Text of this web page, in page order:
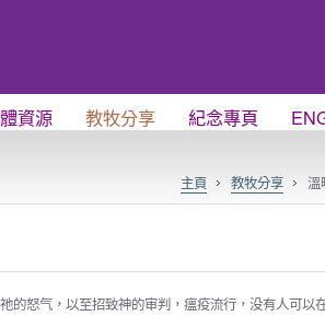
資源 教牧分享 紀念專頁
主頁 教牧分享 溫
的怒气，以至招致神的审判，瘟疫流行，没有人可以